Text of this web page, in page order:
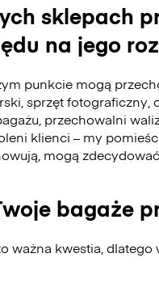
sklepach
na jego
punkcie mogą
sprzęt
przechowalni
klienci – my
mogą
bagaże
ważna kwestia,